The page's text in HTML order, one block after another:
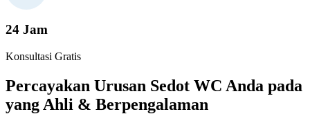
24 Jam
Konsultasi Gratis
Percayakan Urusan Sedot WC Anda pada
yang Ahli & Berpengalaman